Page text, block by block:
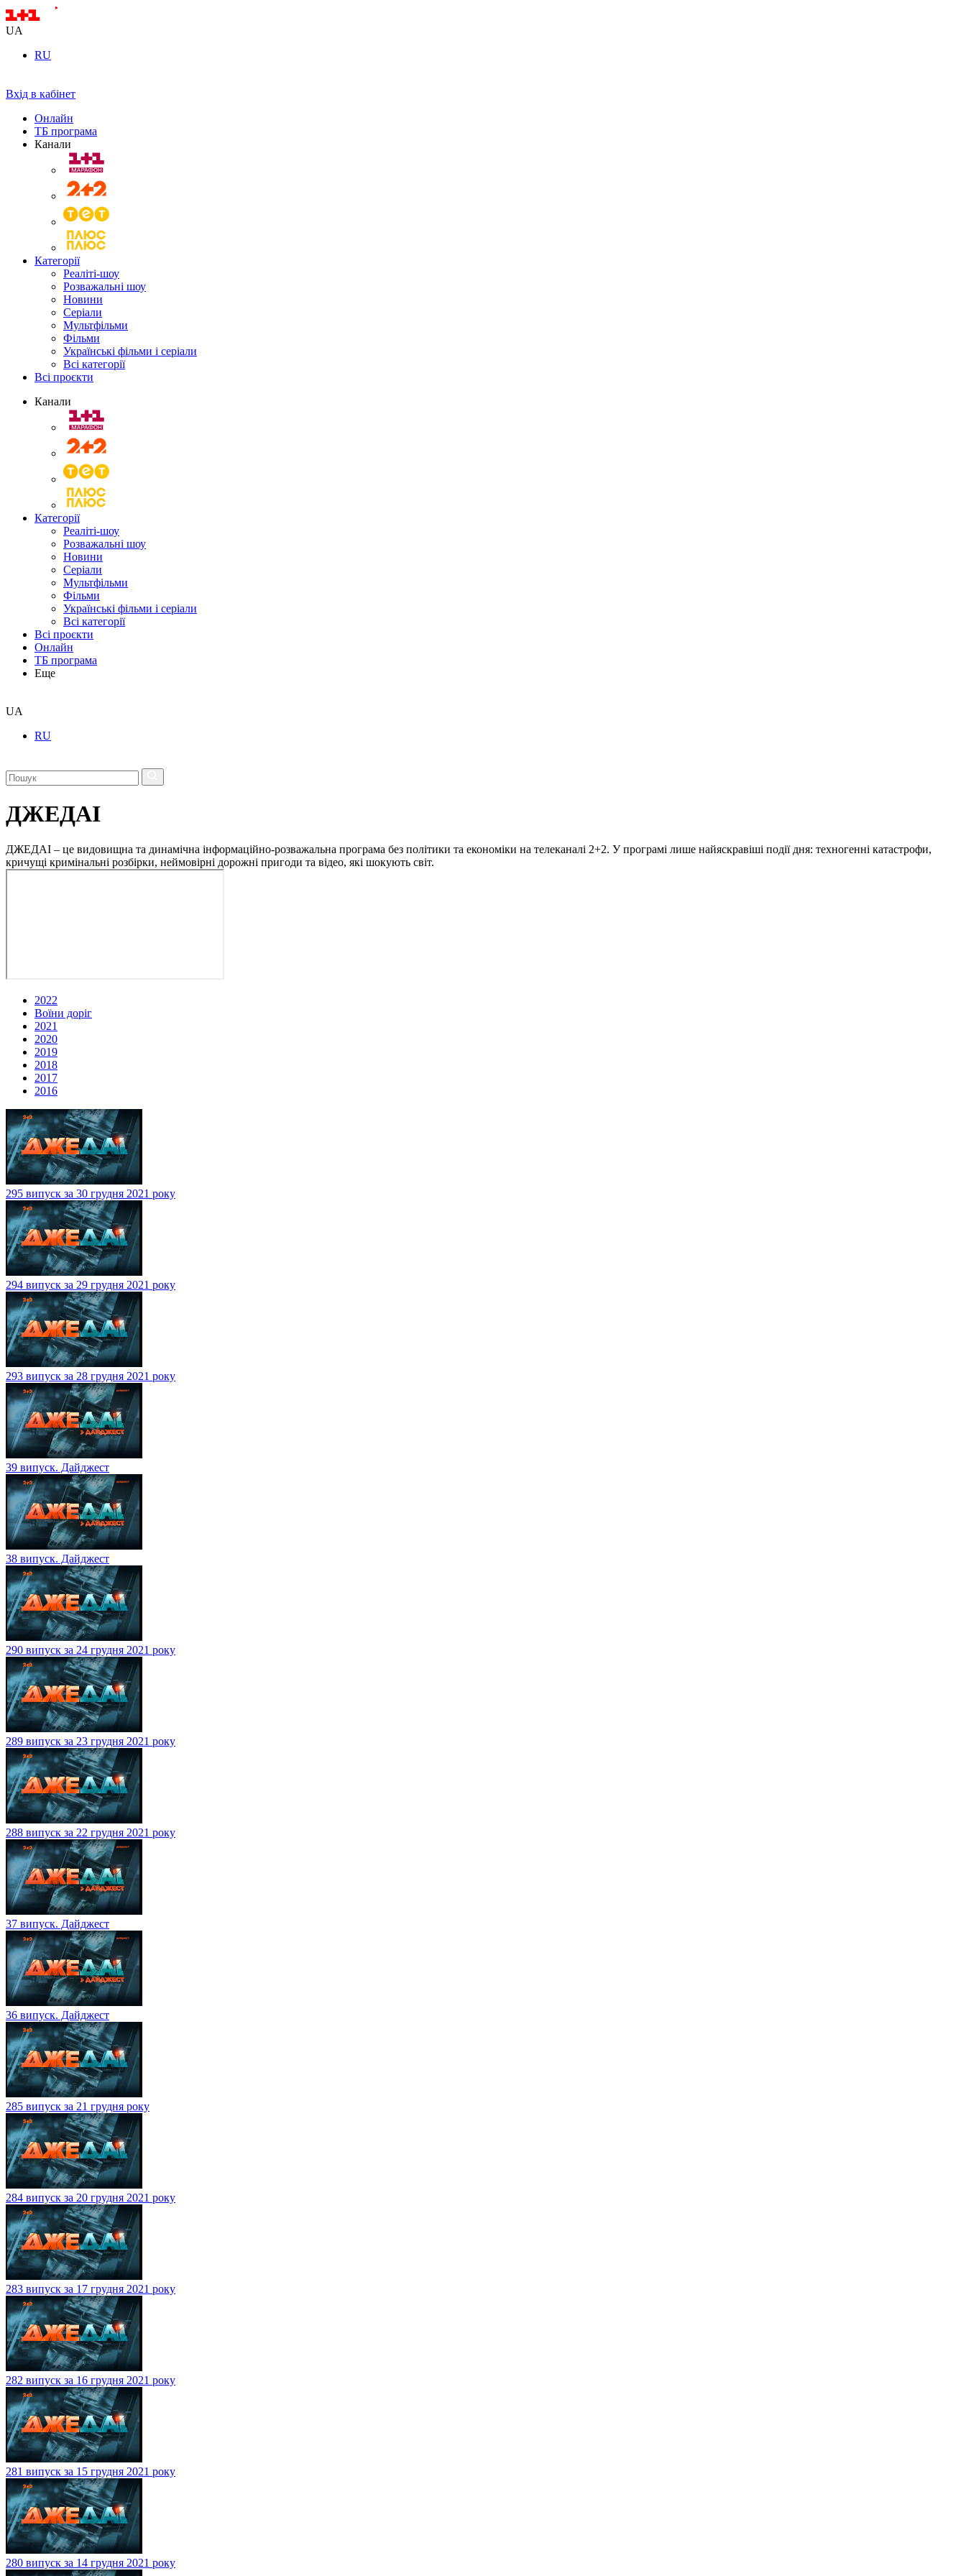
UA
RU
Вхід в кабінет
Онлайн
ТБ програма
Канали
Категорії
Реаліті-шоу
Розважальні шоу
Новини
Серіали
Мультфільми
Фільми
Українські фільми і серіали
Всі категорії
Всі проєкти
Канали
Категорії
Реаліті-шоу
Розважальні шоу
Новини
Серіали
Мультфільми
Фільми
Українські фільми і серіали
Всі категорії
Всі проєкти
Онлайн
ТБ програма
Еще
UA
RU
ДЖЕДАІ
ДЖЕДАІ – це видовищна та динамічна інформаційно-розважальна програма без політики та економіки на телеканалі 2+2. У програмі лише найяскравіші події дня: техногенні катастрофи,
кричущі кримінальні розбірки, неймовірні дорожні пригоди та відео, які шокують світ.
2022
Воїни доріг
2021
2020
2019
2018
2017
2016
295 випуск за 30 грудня 2021 року
294 випуск за 29 грудня 2021 року
293 випуск за 28 грудня 2021 року
39 випуск. Дайджест
38 випуск. Дайджест
290 випуск за 24 грудня 2021 року
289 випуск за 23 грудня 2021 року
288 випуск за 22 грудня 2021 року
37 випуск. Дайджест
36 випуск. Дайджест
285 випуск за 21 грудня року
284 випуск за 20 грудня 2021 року
283 випуск за 17 грудня 2021 року
282 випуск за 16 грудня 2021 року
281 випуск за 15 грудня 2021 року
280 випуск за 14 грудня 2021 року